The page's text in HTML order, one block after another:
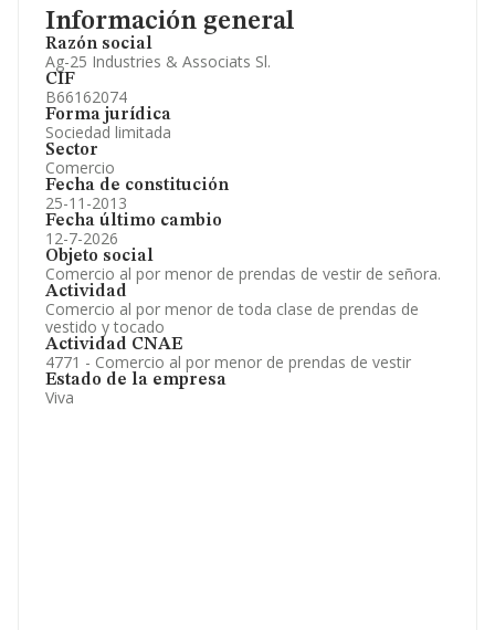
Información general
Razón social
Ag-25 Industries & Associats Sl.
CIF
B66162074
Forma jurídica
Sociedad limitada
Sector
Comercio
Fecha de constitución
25-11-2013
Fecha último cambio
12-7-2026
Objeto social
Comercio al por menor de prendas de vestir de señora.
Actividad
Comercio al por menor de toda clase de prendas de
vestido y tocado
Actividad CNAE
4771 - Comercio al por menor de prendas de vestir
Estado de la empresa
Viva
Información oficial y registral complementaria.